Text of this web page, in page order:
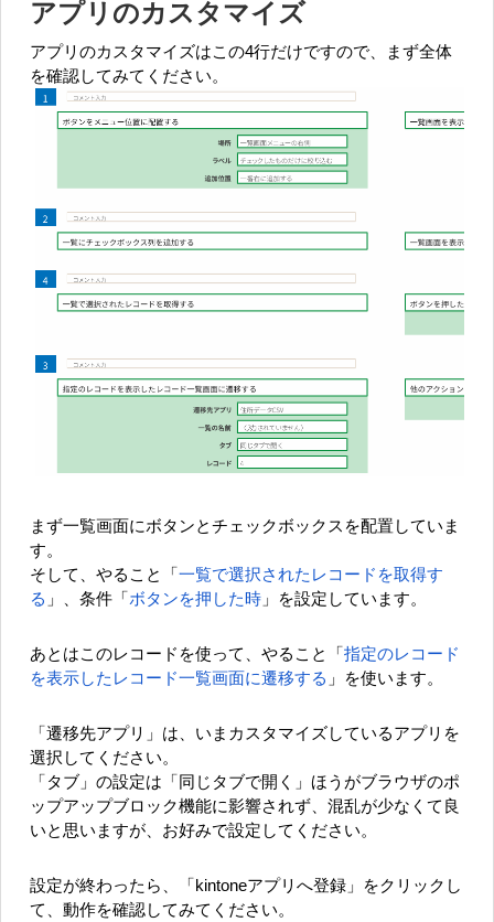
アプリのカスタマイズ
アプリのカスタマイズはこの4行だけですので、まず全体
を確認してみてください。
まず一覧画面にボタンとチェックボックスを配置していま
す。
そして、やること「 一覧で選択されたレコードを取得す
る 」、条件「 ボタンを押した時 」を設定しています。
あとはこのレコードを使って、やること「 指定のレコード
を表示したレコード一覧画面に遷移する 」を使います。
「遷移先アプリ」は、いまカスタマイズしているアプリを
選択してください。
「タブ」の設定は「同じタブで開く」ほうがブラウザのポ
ップアップブロック機能に影響されず、混乱が少なくて良
いと思いますが、お好みで設定してください。
設定が終わったら、「kintoneアプリへ登録」をクリックし
て、動作を確認してみてください。